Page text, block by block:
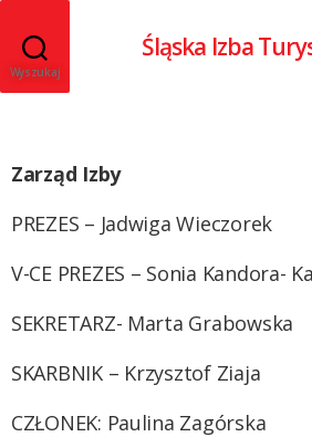
Wyszukaj
Śląska Izba
Zarząd Izby
PREZES – Jadwiga Wieczorek
V-CE PREZES – Sonia Kandora-
SEKRETARZ- Marta Grabowska
SKARBNIK – Krzysztof Ziaja
CZŁONEK: Paulina Zagórska